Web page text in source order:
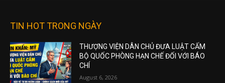
TIN HOT TRONG NGÀY
THƯỢNG VIỆN DÂN CHỦ ĐƯA LUẬT CẤM
BỘ QUỐC PHÒNG HẠN CHẾ ĐỐI VỚI BÁO
CHÍ
August 6, 2026